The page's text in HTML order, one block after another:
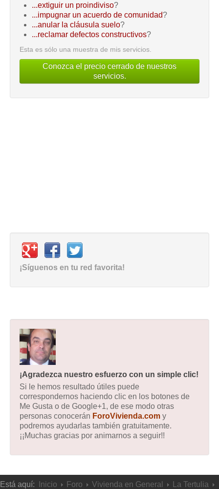
...extiguir un proindiviso?
...impugnar un acuerdo de comunidad?
...anular la cláusula suelo?
...reclamar defectos constructivos?
Esta es sólo una muestra de mis servicios.
Conozca el precio cerrado de nuestros
servicios.
¡Síguenos en tu red favorita!
¡Agradezca nuestro esfuerzo con un simple clic!
Si le hemos resultado útiles puede
correspondernos haciendo clic en los botones de
Me Gusta o de Google+1, de ese modo otras
personas conocerán ForoVivienda.com y
podremos ayudarlas también gratuitamente.
¡¡Muchas gracias por animarnos a seguir!!
Está aquí: Inicio Foro Vivienda en General
La Tertulia